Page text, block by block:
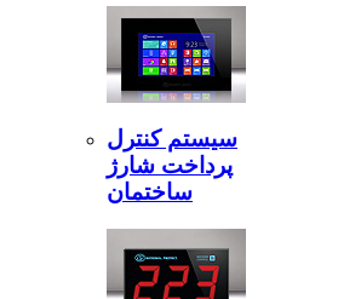
سیستم کنترل
پرداخت شارژ
ساختمان